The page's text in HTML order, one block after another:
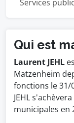
Services
Qui est
Laurent JEHL
Matzenheim
fonctions le 31/
JEHL
municipales en